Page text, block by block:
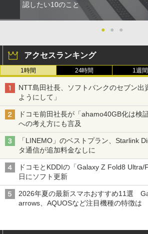
認したい10のこと
● ● ●
アクセスランキング
1時間 24時間 1週間
NTT島田社長、ソフトバンクのセブン出
ようにして」
ドコモ前田社長が「ahamo40GB化は検
への考え方にも言及
「LINEMO」のベストプラン、Starlink
タ通信が追加料金なしに
ドコモとKDDIの「Galaxy Z Fold8 Ultra/
日にソフト更新
2026年夏の最新スマホおすすめ11選
arrows、AQUOSなど注目機種の特徴は